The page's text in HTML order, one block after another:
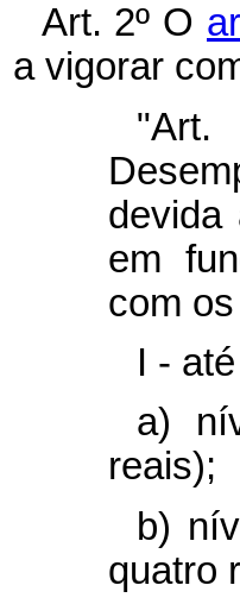
Art. 2º O
a vigorar
devida
em
com
I -
a)
reais);
b)
quatro